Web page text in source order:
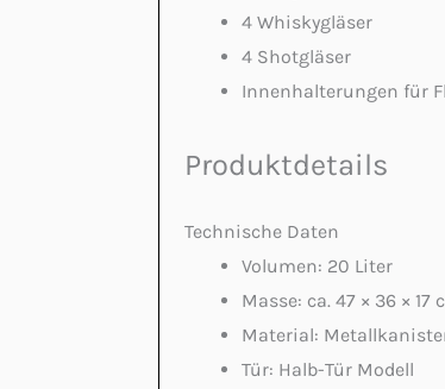
4 Whiskygläser
4 Shotgläser
Innenhalterungen für
Produktdetails
Technische Daten
Volumen: 20 Liter
Masse: ca. 47 × 36 × 17
Material:
Tür: Halb-Tür Modell